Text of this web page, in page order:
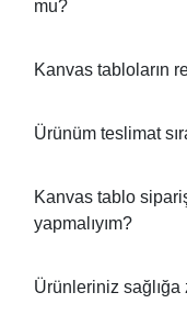
mu?
Kanvas tabloların
Ürünüm teslimat
Kanvas tablo
yapmalıyım?
Ürünleriniz sağlığa